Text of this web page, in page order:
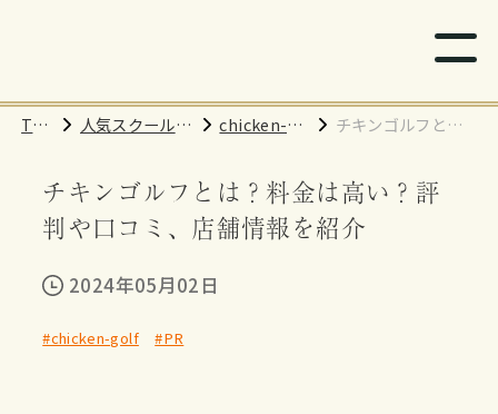
TO
人気スクール紹
chicken-go
チキンゴルフと
評判や口コミ、店
舗情報を紹介
チキンゴルフとは？料金は高い？評
判や口コミ、店舗情報を紹介
2024年05月02日
#chicken-golf #PR